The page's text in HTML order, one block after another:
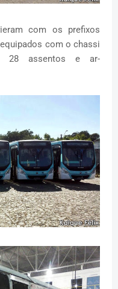
com os prefixos
equipados com o chassi
28 assentos e ar-